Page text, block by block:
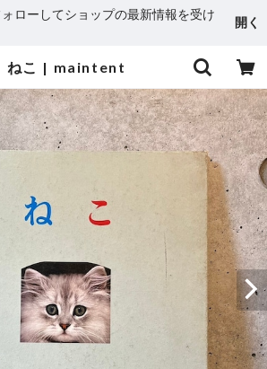
ローしてショップの最新情報を受け
開く
ねこ | maintent